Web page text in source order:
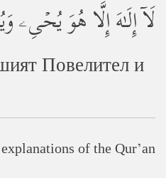
لَاۤ إِلَـٰهَ إِلَّا هُوَ یُحۡیِۦ
Повелител и
of the Qur’an: